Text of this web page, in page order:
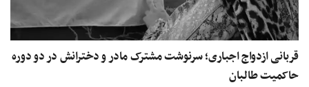
قربانی ازدواج اجباری؛ سرنوشت مشترک مادر و دخترانش در دو دوره
حاکمیت طالبان